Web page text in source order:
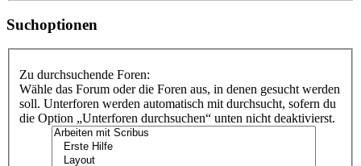
Suchoptionen
Zu durchsuchende Foren:
Wähle das Forum oder die Foren aus, in denen gesucht werden
soll. Unterforen werden automatisch mit durchsucht, sofern du
die Option „Unterforen durchsuchen“ unten nicht deaktivierst.